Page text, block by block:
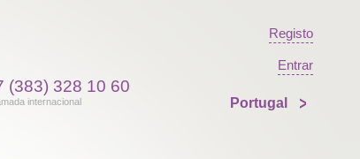
(383) 328 10 60
internacional
Registo
Entrar
Portugal